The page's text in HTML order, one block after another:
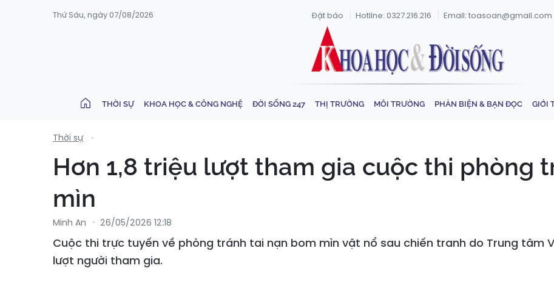
Thứ Sáu, ngày 07/08/2026 Đặt báo Hotline: 0327.216.216 Email: toasoan@gmail.com
THỜI SỰ KHOA HỌC & CÔNG NGHỆ ĐỜI SỐNG 247 THỊ TRƯỜNG MÔI TRƯỜNG PHẢN BIỆN & BẠN ĐỌC GIỚI
Thời sự
Hơn 1,8 triệu lượt tham gia cuộc thi phòng
mìn
Minh An 26/05/2026 12:18
Cuộc thi trực tuyến về phòng tránh tai nạn bom mìn vật nổ sau chiến tranh do Trung tâm
lượt người tham gia.